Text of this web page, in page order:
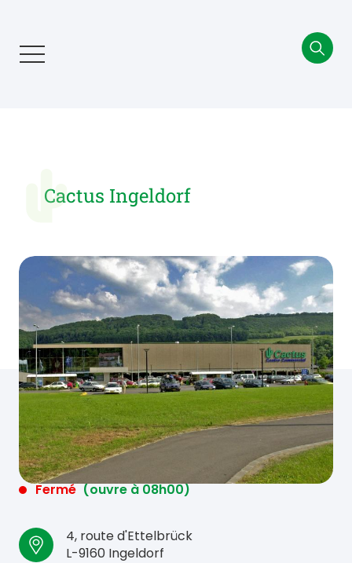
Cactus Ingeldorf
Fermé (ouvre à 08h00)
4, route d'Ettelbrück
L-9160 Ingeldorf